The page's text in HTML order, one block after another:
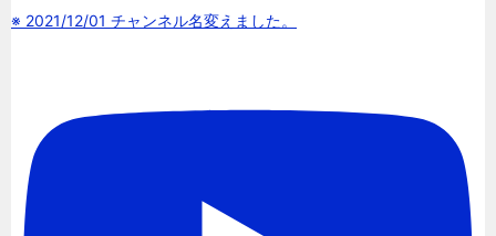
※ 2021/12/01 チャンネル名変えました。